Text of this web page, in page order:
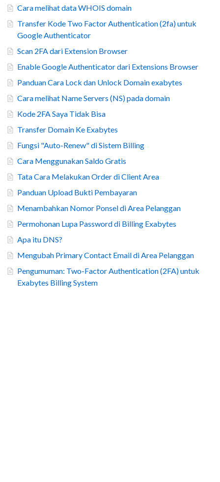
Cara melihat data WHOIS domain
Transfer Kode Two Factor Authentication (2fa) untuk
Google Authenticator
Scan 2FA dari Extension Browser
Enable Google Authenticator dari Extensions Browser
Panduan Cara Lock dan Unlock Domain exabytes
Cara melihat Name Servers (NS) pada domain
Kode 2FA Saya Tidak Bisa
Transfer Domain Ke Exabytes
Fungsi "Auto-Renew" di Sistem Billing
Cara Menggunakan Saldo Gratis
Tata Cara Melakukan Order di Client Area
Panduan Upload Bukti Pembayaran
Menambahkan Nomor Ponsel di Area Pelanggan
Permohonan Lupa Password di Billing Exabytes
Apa itu DNS?
Mengubah Primary Contact Email di Area Pelanggan
Pengumuman: Two-Factor Authentication (2FA) untuk
Exabytes Billing System